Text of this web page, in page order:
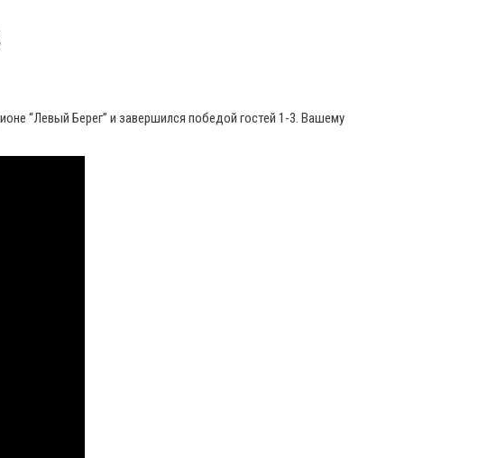
“Левый Берег” и завершился победой гостей 1-3. Вашему